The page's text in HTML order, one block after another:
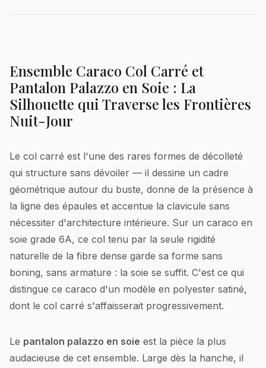
Ensemble Caraco Col Carré et
Pantalon Palazzo en Soie : La
Silhouette qui Traverse les Frontières
Nuit-Jour
Le col carré est l'une des rares formes de décolleté
qui structure sans dévoiler — il dessine un cadre
géométrique autour du buste, donne de la présence à
la ligne des épaules et accentue la clavicule sans
nécessiter d'architecture intérieure. Sur un caraco en
soie grade 6A, ce col tenu par la seule rigidité
naturelle de la fibre dense garde sa forme sans
boning, sans armature : la soie se suffit. C'est ce qui
distingue ce caraco d'un modèle en polyester satiné,
dont le col carré s'affaisserait progressivement.
Le pantalon palazzo en soie est la pièce la plus
audacieuse de cet ensemble. Large dès la hanche, il